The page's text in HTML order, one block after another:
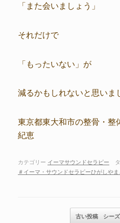
「また会いましょう」
それだけで
「もったいない」が
減るかもしれないと思いま
東京都東大和市の整骨・整
紀恵
カテゴリー イーマサウンドセラピー
＃イーマ・サウンドセラピーひがし
記事のナビゲーション古い投稿 シー